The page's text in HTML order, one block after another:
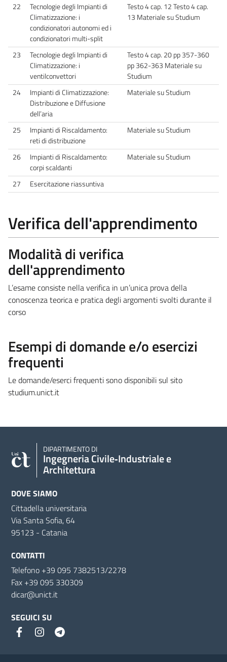
22
Tecnologie degli Impianti di
Climatizzazione: i
condizionatori autonomi ed i
condizionatori multi-split
Testo 4 cap. 12 Testo 4 cap.
13 Materiale su Studium
23
Tecnologie degli Impianti di
Climatizzazione: i
ventilconvettori
Testo 4 cap. 20 pp 357-360
pp 362-363 Materiale su
Studium
24
Impianti di Climatizzazione:
Distribuzione e Diffusione
dell’aria
Materiale su Studium
25
Impianti di Riscaldamento:
reti di distribuzione
Materiale su Studium
26
Impianti di Riscaldamento:
corpi scaldanti
Materiale su Studium
27 Esercitazione riassuntiva
Verifica dell'apprendimento
Modalità di verifica
dell'apprendimento
L’esame consiste nella verifica in un’unica prova della
conoscenza teorica e pratica degli argomenti svolti durante il
corso
Esempi di domande e/o esercizi
frequenti
Le domande/eserci frequenti sono disponibili sul sito
studium.unict.it
DIPARTIMENTO DI
Ingegneria Civile‑Industriale e
Architettura
DOVE SIAMO
Cittadella universitaria
Via Santa Sofia, 64
95123 - Catania
CONTATTI
Telefono +39 095 7382513/2278
Fax +39 095 330309
dicar@unict.it
SEGUICI SU